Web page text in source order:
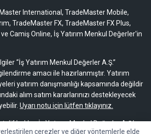
International, TradeMaster Mobile,
TradeMaster FX, TradeMaster FX Plus,
Camiş Online, İş Yatırım Menkul Değerler'in
“İş Yatırım Menkul Değerler A.Ş.”
amacı ile hazırlanmıştır. Yatırım
yatırım danışmanlığı kapsamında değildir
alım satım kararlarınızı destekleyecek
Uyarı notu için lütfen tıklayınız.
hakları İş Yatırım Menkul Değerler A.Ş.’ye
çerezler ve diğer yöntemlerle elde